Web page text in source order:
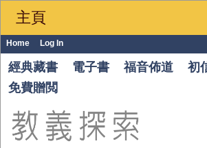
主頁
Home Log In
經典藏書 電子書 福音佈道 初
免費贈閲